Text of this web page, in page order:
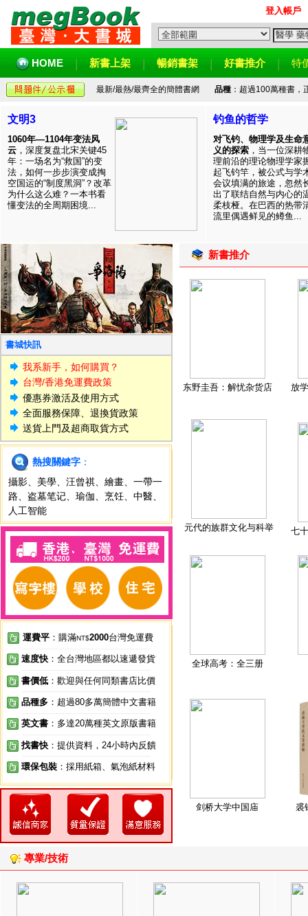
登入帳戶
HOME 新書上架 暢銷書架 好書推介 特
最新/最熱/最齊全的簡體書網 品種：超過100萬種書，
文明3
1060年—1104年变法风
云 ，深度复盘北宋关键45
年：一场名为“救国”的变
法，如何一步步演变成掏
空国运的“制度黑洞”？改革
为什么这么难？一本书看
懂变法的全周期困境...
钓鱼的哲学
对飞钓、物理学及生命
义的探索 ，当一位深耕
理前沿的理论物理学家
起飞钓竿，被公式与学
会议填满的旅途，忽然
出了联结自然与内心的
柔枝桠。在巴西的热带
流里偶遇鲜见的鳟鱼...
書城快訊
我系新手，如何購買？
台灣/香港免運費政策
優惠券激活及使用方式
全面服務保障、退換貨政策
送貨上門及超商取貨方式
熱搜關鍵字 ：
攝影
美學 汪曾祺 繪畫
一帶一
路
盗墓笔记 瑜伽 烹饪 中醫
人工智能
運費平 ：購滿NT$2000台灣免運費
速度快 ：全台灣地區都以速遞發貨
書價低 ：歡迎與任何同類書店比價
品種多 ：超過80多萬簡體中文書籍
英文書 ：多達20萬種英文原版書籍
找書快 ：提供資料，24小時內反饋
環保包裝 ：採用紙箱、氣泡紙材料
新書推介
东野圭吾：解忧杂货店 放
元代的族群文化与科举 七
全球高考：全三册
剑桥大学中国庙 裘
專業/技術